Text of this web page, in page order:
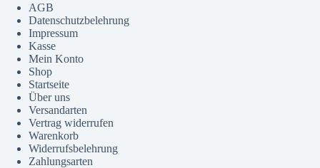
AGB
Datenschutzbelehrung
Impressum
Kasse
Mein Konto
Shop
Startseite
Über uns
Versandarten
Vertrag widerrufen
Warenkorb
Widerrufsbelehrung
Zahlungsarten